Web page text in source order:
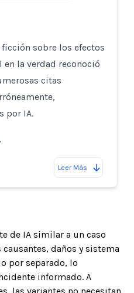
sobre los efectos
la verdad reconoció
citas
por IA.
Leer Más
de IA similar a un caso
daños y sistema
por separado, lo
informado. A